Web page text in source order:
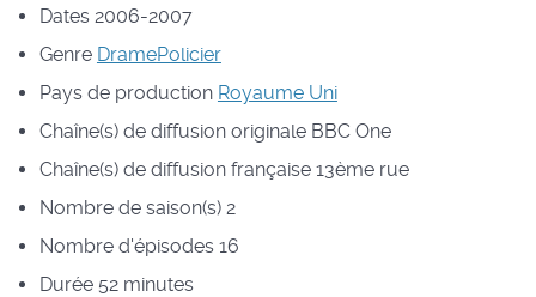
Dates 2006-2007
Genre DramePolicier
Pays de production Royaume Uni
Chaîne(s) de diffusion originale BBC One
Chaîne(s) de diffusion française 13ème rue
Nombre de saison(s) 2
Nombre d'épisodes 16
Durée 52 minutes